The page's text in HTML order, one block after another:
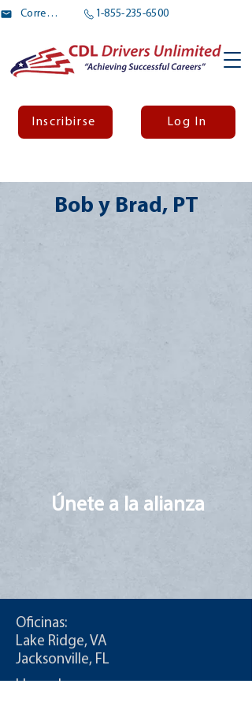
Correo electrónico 1-855-235-6500
Inscribirse Log In
Bob y Brad, PT
Únete a la alianza
Oficinas:
Lake Ridge, VA
Jacksonville, FL
Llamada: